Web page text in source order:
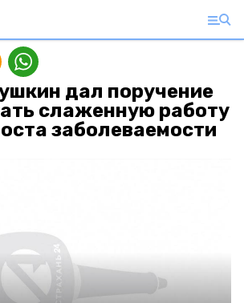
дал поручение
слаженную работу
заболеваемости